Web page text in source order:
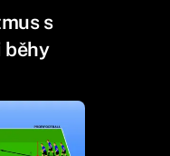
s
běhy